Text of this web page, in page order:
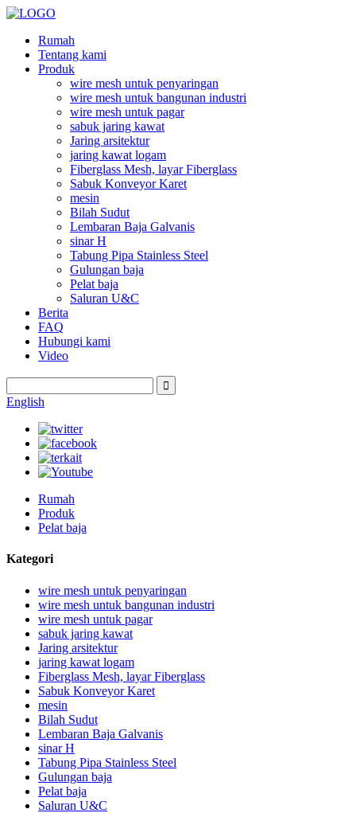
Rumah
Tentang kami
Produk
wire mesh untuk penyaringan
wire mesh untuk bangunan industri
wire mesh untuk pagar
sabuk jaring kawat
Jaring arsitektur
jaring kawat logam
Fiberglass Mesh, layar Fiberglass
Sabuk Konveyor Karet
mesin
Bilah Sudut
Lembaran Baja Galvanis
sinar H
Tabung Pipa Stainless Steel
Gulungan baja
Pelat baja
Saluran U&C
Berita
FAQ
Hubungi kami
Video
English
Rumah
Produk
Pelat baja
Kategori
wire mesh untuk penyaringan
wire mesh untuk bangunan industri
wire mesh untuk pagar
sabuk jaring kawat
Jaring arsitektur
jaring kawat logam
Fiberglass Mesh, layar Fiberglass
Sabuk Konveyor Karet
mesin
Bilah Sudut
Lembaran Baja Galvanis
sinar H
Tabung Pipa Stainless Steel
Gulungan baja
Pelat baja
Saluran U&C